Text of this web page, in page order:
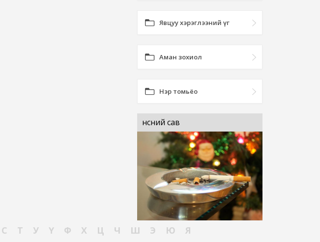
Явцуу хэрэглээний үг
Аман зохиол
Нэр томьёо
үнсний сав
С Т У Ү Ф Х Ц Ч Ш Э Ю Я